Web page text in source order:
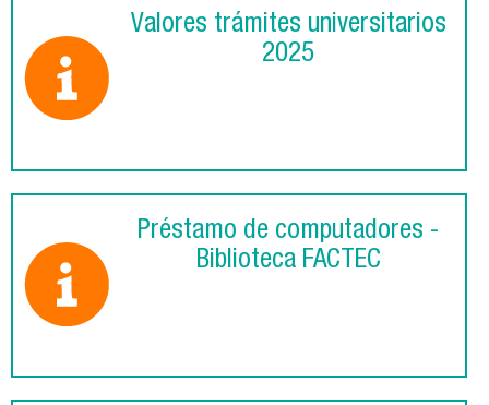
Valores trámites universitarios
2025
Préstamo de computadores -
Biblioteca FACTEC